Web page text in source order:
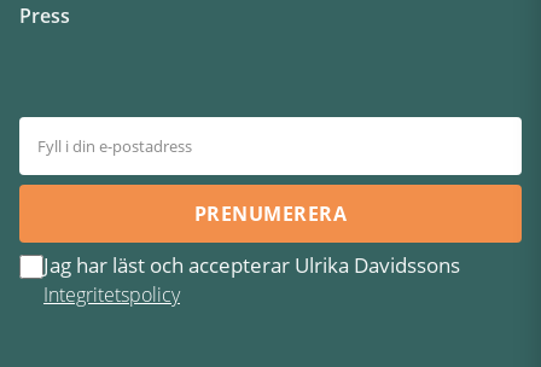
Press
PRENUMERERA
Jag har läst och accepterar Ulrika Davidssons
Integritetspolicy